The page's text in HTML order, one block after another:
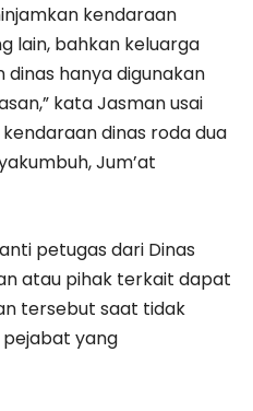
kendaraan
lain, bahkan keluarga
hanya digunakan
kata Jasman usai
dinas roda dua
Jum’at
petugas dari Dinas
atau pihak terkait dapat
tersebut saat tidak
pejabat yang